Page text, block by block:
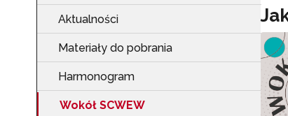
Aktualności
Materiały do pobrania
Harmonogram
Wokół SCWEW